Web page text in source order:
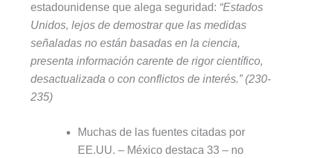
estadounidense que alega seguridad: “Estados
Unidos, lejos de demostrar que las medidas
señaladas no están basadas en la ciencia,
presenta información carente de rigor científico,
desactualizada o con conflictos de interés.”(230-
235)
Muchas de las fuentes citadas por
EE.UU. – México destaca 33 – no